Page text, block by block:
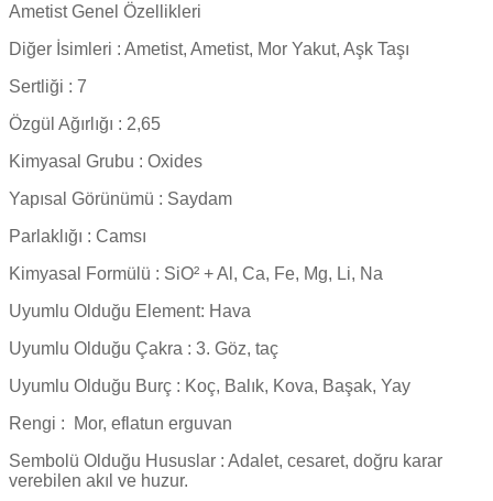
Ametist Genel Özellikleri
Diğer İsimleri : Ametist, Ametist, Mor Yakut, Aşk Taşı
Sertliği : 7
Özgül Ağırlığı : 2,65
Kimyasal Grubu : Oxides
Yapısal Görünümü : Saydam
Parlaklığı : Camsı
Kimyasal Formülü : SiO² + Al, Ca, Fe, Mg, Li, Na
Uyumlu Olduğu Element: Hava
Uyumlu Olduğu Çakra : 3. Göz, taç
Uyumlu Olduğu Burç : Koç, Balık, Kova, Başak, Yay
Rengi :
Mor, eflatun erguvan
Sembolü Olduğu Hususlar : Adalet, cesaret, doğru karar
verebilen akıl ve huzur.